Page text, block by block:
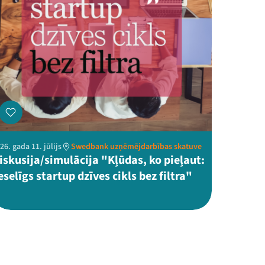
gada 11. jūlijs Swedbank uzņēmējdarbības skatuve
simulācija "Kļūdas, ko pieļaut:
startup dzīves cikls bez filtra"